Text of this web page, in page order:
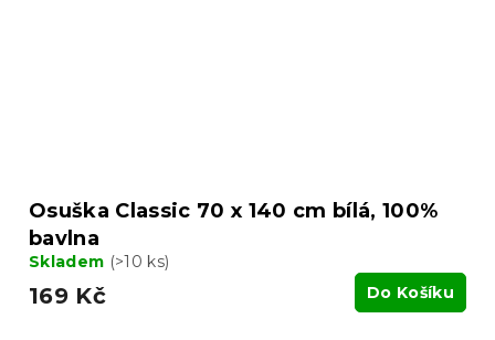
Osuška Classic 70 x 140 cm bílá, 100%
bavlna
Skladem (>10 ks)
169 Kč Do Košíku